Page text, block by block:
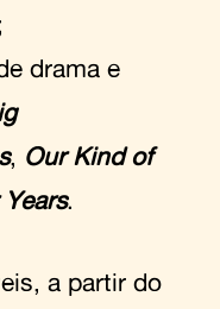
drama e
, Our Kind of
.
a partir do